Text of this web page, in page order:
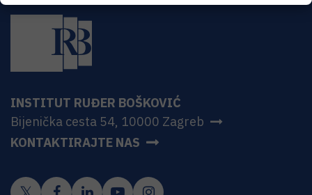
INSTITUT RUĐER BOŠKOVIĆ
Bijenička cesta 54, 10000 Zagreb
KONTAKTIRAJTE NAS